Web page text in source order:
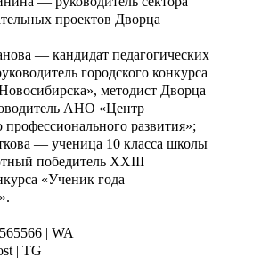
проектов Дворца
— кандидат педагогических
городского конкурса
методист Дворца
АНО «Центр
развития»;
— ученица 10 класса школы
победитель XXIII
«Ученик года
| WA
| TG